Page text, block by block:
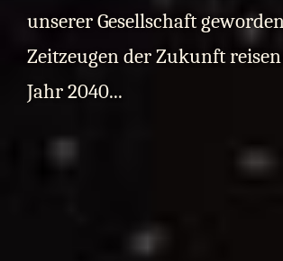
unserer Gesellschaft
Zeitzeugen der Zukunft
Jahr 2040...